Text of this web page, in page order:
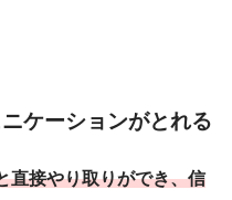
ケーションがとれる
直接やり取りができ、信